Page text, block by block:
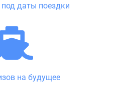
даты поездки
на будущее